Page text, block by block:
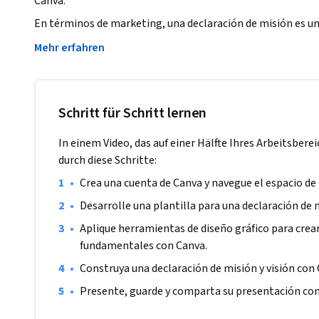
En términos de marketing, una declaración de misión es
negocio y por qué existe. Las declaraciones de la visión se
Al final de este proyecto usted podrá incorporar un
personas en el campo empresarial.
La plataforma Canva ofrece todas las herramientas
proyecto guiado a organizar sus ideas y a utilizar
declaración de misión y visión  que le servirá como
Nota: Este curso es de mayor utilidad para estudiantes
Mehr erfahren
Schritt für Schritt lernen
In einem Video, das auf einer Hälfte Ihres
durch diese Schritte:
• Crea una cuenta de Canva y navegue el espacio
• Desarrolle una plantilla para una declaración de
• Aplique herramientas de diseño gráfico para
fundamentales con Canva.
• Construya una declaración de misión y visión con
• Presente, guarde y comparta su presentación